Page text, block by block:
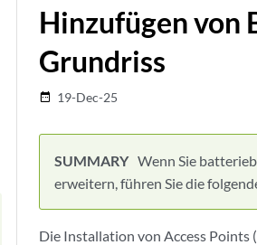
Hinzufügen von
Grundriss
date_range 19-Dec-25
Wenn Sie
erweitern, führen Sie die
Die Installation von Access